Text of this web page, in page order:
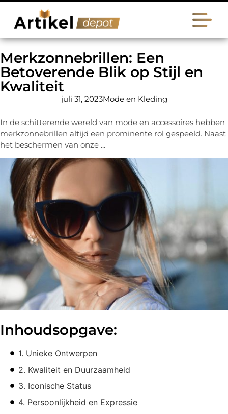
Merkzonnebrillen: Een
Betoverende Blik op Stijl en
Kwaliteit
juli 31, 2023Mode en Kleding
In de schitterende wereld van mode en accessoires hebben
merkzonnebrillen altijd een prominente rol gespeeld. Naast
het beschermen van onze ...
Inhoudsopgave:
1. Unieke Ontwerpen
2. Kwaliteit en Duurzaamheid
3. Iconische Status
4. Persoonlijkheid en Expressie